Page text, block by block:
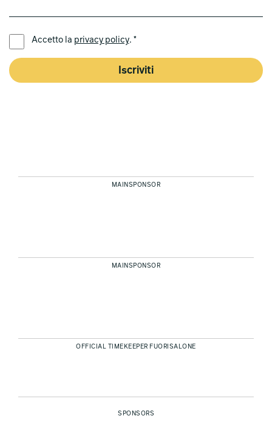
Accetto la privacy policy. *
Iscriviti
MAINSPONSOR
MAINSPONSOR
OFFICIAL TIMEKEEPER FUORISALONE
SPONSORS